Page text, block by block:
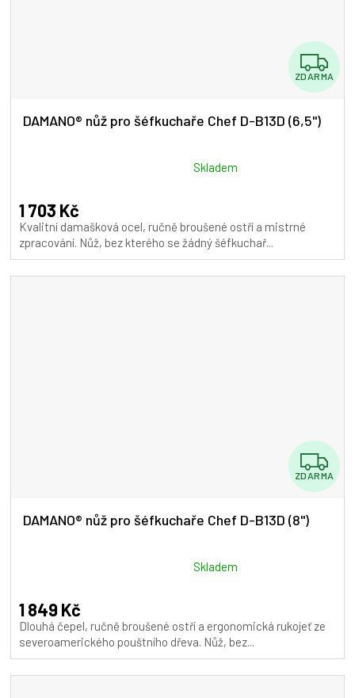
Z
D
ZDARMA
DAMANO® nůž pro šéfkuchaře Chef D-B13D (6,5")
produktu
je
5,0
z
Skladem
1 703 Kč
Kvalitní damašková ocel, ručně broušené ostří a mistrné
zpracování. Nůž, bez kterého se žádný šéfkuchař...
Z
D
ZDARMA
DAMANO® nůž pro šéfkuchaře Chef D-B13D (8")
produktu
je
5,0
Skladem
1 849 Kč
Dlouhá čepel, ručně broušené ostří a ergonomická rukojeť ze
severoamerického pouštního dřeva. Nůž, bez...